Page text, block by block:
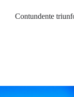
Contundente